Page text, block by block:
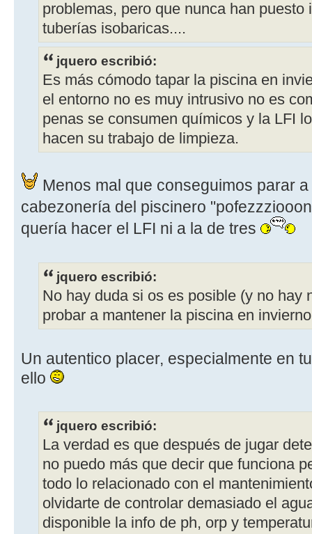
problemas, pero que nunca han puesto
tuberías isobaricas....
jquero escribió:
Es más cómodo tapar la piscina en
el entorno no es muy intrusivo no es
penas se consumen químicos y la LFI
hacen su trabajo de limpieza.
Menos mal que conseguimos parar
cabezonería del piscinero
quería hacer el LFI ni a la de tres
jquero escribió:
No hay duda si os es posible (y no hay
probar a mantener la piscina en
Un autentico placer, especialmente en
ello
jquero escribió:
La verdad es que después de jugar
no puedo más que decir que funciona
todo lo relacionado con el
olvidarte de controlar demasiado el
disponible la info de ph, orp y